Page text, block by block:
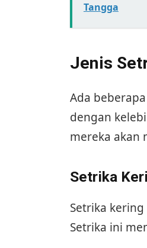
Tangga
Jenis
Ada
dengan
mereka akan
Setrika
Setrika
Setrika ini